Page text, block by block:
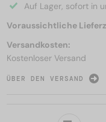
Auf Lager, sofort in
Voraussichtliche
Versandkosten:
Kostenloser Versand
ÜBER DEN VERSAND